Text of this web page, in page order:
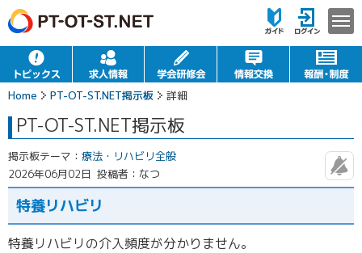
Home PT-OT-ST.NET掲示板 詳細
PT-OT-ST.NET掲示板
掲示板テーマ： 療法・リハビリ全般
2026年06月02日 投稿者：なつ
特養リハビリ
特養リハビリの介入頻度が分かりません。